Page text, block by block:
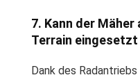
7. Kann der Mäher
Terrain eingesetzt
Dank des